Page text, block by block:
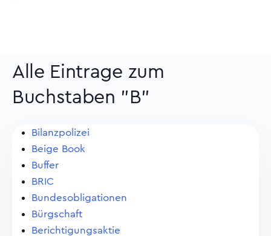
Alle Eintrage zum
Buchstaben "B"
Bilanzpolizei
Beige Book
Buffer
BRIC
Bundesobligationen
Bürgschaft
Berichtigungsaktie